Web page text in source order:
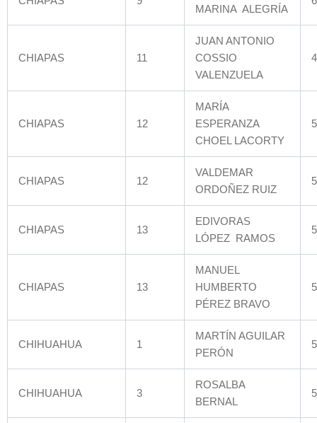
MARINA ALEGRÍA
CHIAPAS 11
JUAN ANTONIO
COSSIO
VALENZUELA
CHIAPAS 12
MARÍA
ESPERANZA
CHOEL LACORTY
CHIAPAS 12
VALDEMAR
ORDOÑEZ RUIZ
CHIAPAS 13
EDIVORAS
LÓPEZ RAMOS
CHIAPAS 13
MANUEL
HUMBERTO
PÉREZ BRAVO
CHIHUAHUA 1
MARTÍN AGUILAR
PERÓN
CHIHUAHUA 3
ROSALBA
BERNAL